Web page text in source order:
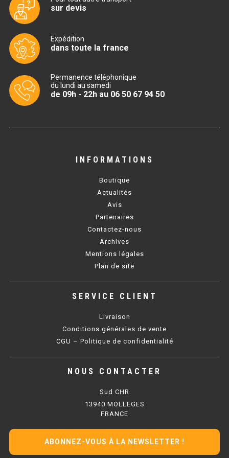
TABLE RÉFRIGÉRÉE
TABLE 600
TABLE 700 VITRÉE
TABLE CONGÉLATEUR
SOUBASSEMENT RÉFRIGÉRÉ
TABLE DE PRÉPARATION
SALADETTE COMPACTE
SALADETTE 800 VITRÉE
sur devis
Expédition
dans toute la france
Permanence téléphonique
du lundi au samedi
de 09h - 22h au 06 50 67 94 50
INFORMATIONS
Boutique
Actualités
Avis
Partenaires
Contactez-nous
Archives
Mentions légales
Plan de site
SERVICE CLIENT
Livraison
Conditions générales de vente
CGU – Politique de confidentialité
NOUS CONTACTER
Sud CHR
13940 MOLLEGES
FRANCE
ABONNEZ-VOUS À LA NEWSLETTER !